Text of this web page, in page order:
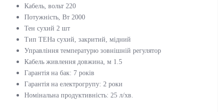
Кабель, вольт 220
Потужність, Вт 2000
Тен сухий 2 шт
Тип ТЕНа сухий, закритий, мідний
Управління температурю зовнішній регулятор
Кабель живлення довжина, м 1.5
Гарантія на бак: 7 років
Гарантія на електрогрупу: 2 роки
Номінальна продуктивність: 25 л/хв.